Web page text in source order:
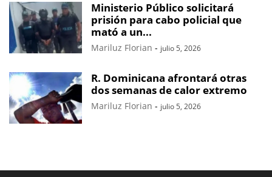
Ministerio Público solicitará
prisión para cabo policial que
mató a un...
Mariluz Florian - julio 5, 2026
R. Dominicana afrontará otras
dos semanas de calor extremo
Mariluz Florian - julio 5, 2026